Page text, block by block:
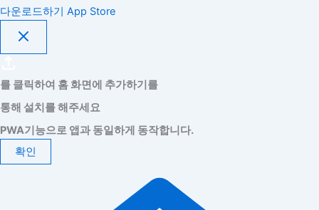
다운로드하기 App Store
를 클릭하여 홈 화면에 추가하기를
통해 설치를 해주세요
PWA기능으로 앱과 동일하게 동작합니다.
확인